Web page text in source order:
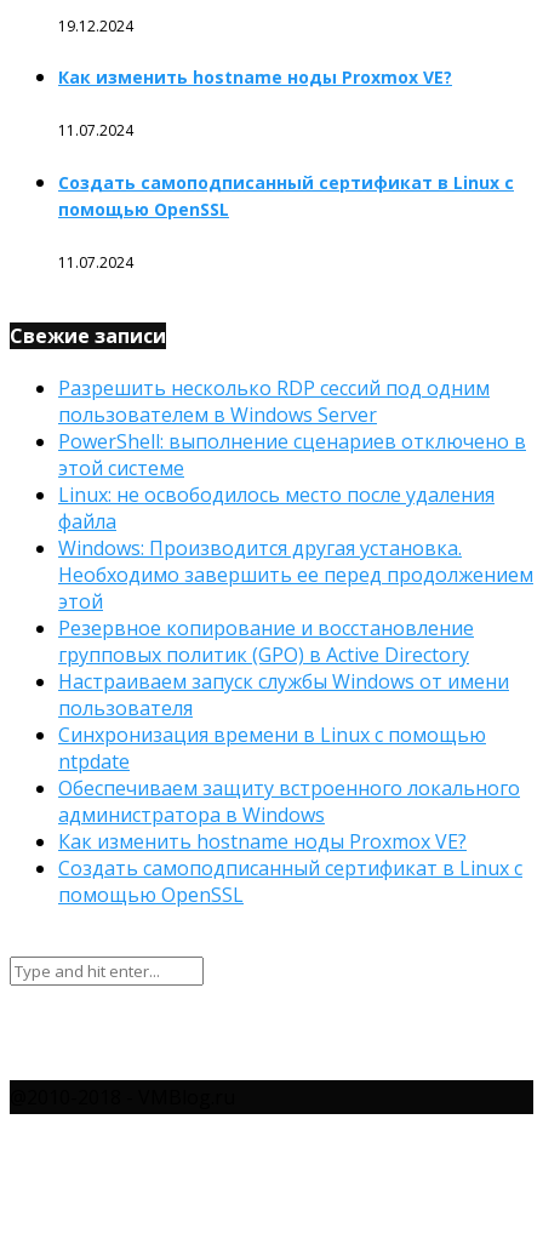
19.12.2024
Как изменить hostname ноды Proxmox VE?
11.07.2024
Создать самоподписанный сертификат в Linux с
помощью OpenSSL
11.07.2024
Свежие записи
Разрешить несколько RDP сессий под одним
пользователем в Windows Server
PowerShell: выполнение сценариев отключено в
этой системе
Linux: не освободилось место после удаления
файла
Windows: Производится другая установка.
Необходимо завершить ее перед продолжением
этой
Резервное копирование и восстановление
групповых политик (GPO) в Active Directory
Настраиваем запуск службы Windows от имени
пользователя
Синхронизация времени в Linux с помощью
ntpdate
Обеспечиваем защиту встроенного локального
администратора в Windows
Как изменить hostname ноды Proxmox VE?
Создать самоподписанный сертификат в Linux с
помощью OpenSSL